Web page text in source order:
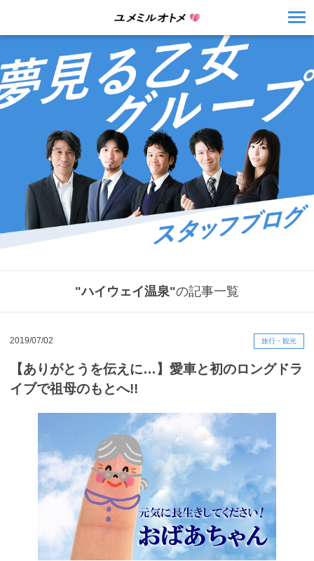
"ハイウェイ温泉"の記事一覧
2019/07/02 旅行・観光
【ありがとうを伝えに…】愛車と初のロングドラ
イブで祖母のもとへ!!